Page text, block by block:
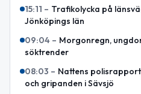
15:11 – Trafikolycka på
Jönköpings län
09:04 – Morgonregn,
söktrender
08:03 – Nattens
och gripanden i Sävsjö